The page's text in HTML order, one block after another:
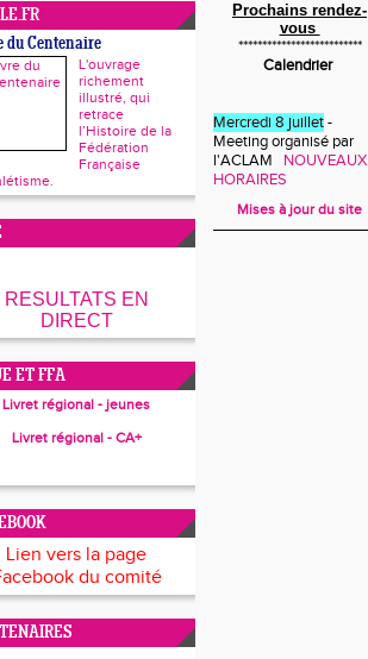
du Centenaire
L'ouvrage
richement
illustré, qui
retrace
l’Histoire de la
Fédération
Française
RESULTATS EN
DIRECT
ET FFA
Livret régional - jeunes
Livret régional - CA+
Lien vers la page
du comité
Prochains rendez-
vous
**************************
Calendrier
Mercredi 8 juillet-
Meeting organisé par
l'ACLAM NOUVEAUX
HORAIRES
Mises à jour du site